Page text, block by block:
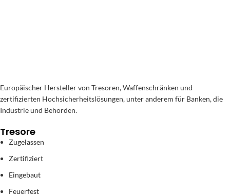
Europäischer Hersteller von Tresoren, Waffenschränken und
zertifizierten Hochsicherheitslösungen, unter anderem für Banken, die
Industrie und Behörden.
Tresore
Zugelassen
Zertifiziert
Eingebaut
Feuerfest